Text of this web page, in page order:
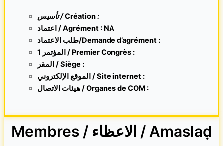
تأسيس /Création:
اعتماد / Agrément : NA
طلب الاعتماد/Demande d’agrément :
1 المؤتمر / Premier Congrès :
المقر /Siège :
الموقع الإلكتروني /Site internet:
هيئات الاتصال / Organes de COM :
Membres / الاعظاء / Amaslaḍ